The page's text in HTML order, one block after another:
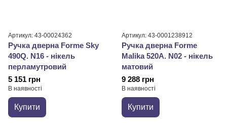
Артикул: 43-00024362
Ручка дверна Forme Sky
490Q. N16 - нікель
перламутровий
5 151 грн
В наявності
Купити
Артикул: 43-0001238912
Ручка дверна Forme
Malika 520A. N02 - нікель
матовий
9 288 грн
В наявності
Купити